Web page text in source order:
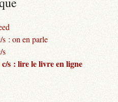
: on en parle
s
s : lire le livre en ligne